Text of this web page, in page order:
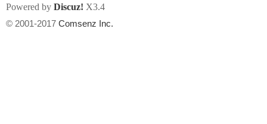
Powered by Discuz! X3.4
© 2001-2017 Comsenz Inc.